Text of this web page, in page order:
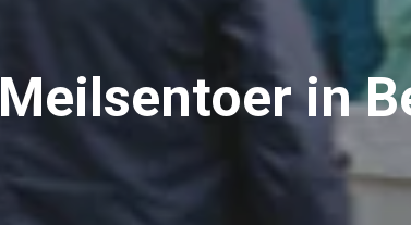
Meilsentoer in